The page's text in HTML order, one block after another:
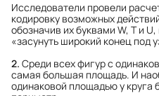
Исследователи провели
кодировку возможных
обозначив их буквами W, T и
«засунуть широкий конец под
2. Среди всех фигур с
самая большая площадь. И
одинаковой площадью у круга